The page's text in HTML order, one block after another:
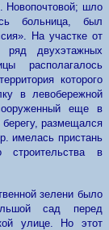
Новопочтовой; шло
больница, был
На участке от
двухэтажных
располагалось
которого
в левобережной
еще в
размещался
имелась пристань
строительства в
зелени было
сад перед
улице. Но этот